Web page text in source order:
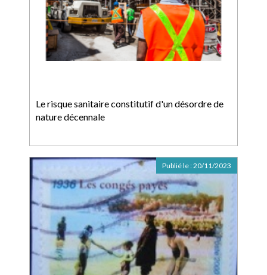
Le risque sanitaire constitutif d'un désordre de
nature décennale
Publié le :20/11/2023